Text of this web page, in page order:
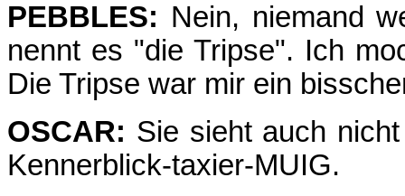
PEBBLES: Nein, niemand
nennt es "die Tripse". Ich
Die Tripse war mir ein
OSCAR: Sie sieht auch
Kennerblick-taxier-MUIG.